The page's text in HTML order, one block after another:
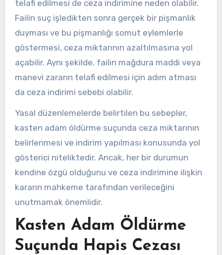
telafi edilmesi de ceza indirimine neden olabilir.
Failin suç işledikten sonra gerçek bir pişmanlık
duyması ve bu pişmanlığı somut eylemlerle
göstermesi, ceza miktarının azaltılmasına yol
açabilir. Aynı şekilde, failin mağdura maddi veya
manevi zararın telafi edilmesi için adım atması
da ceza indirimi sebebi olabilir.
Yasal düzenlemelerde belirtilen bu sebepler,
kasten adam öldürme suçunda ceza miktarının
belirlenmesi ve indirim yapılması konusunda yol
gösterici niteliktedir. Ancak, her bir durumun
kendine özgü olduğunu ve ceza indirimine ilişkin
kararın mahkeme tarafından verileceğini
unutmamak önemlidir.
Kasten Adam Öldürme
Suçunda Hapis Cezası